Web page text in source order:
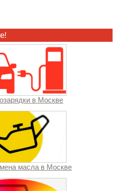
в Москве
масла в Москве